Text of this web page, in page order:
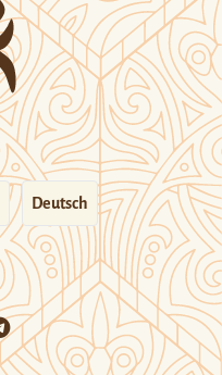
Deutsch